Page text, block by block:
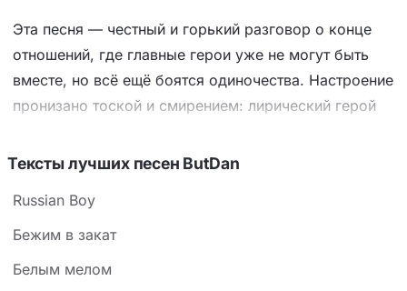
Эта песня — честный и горький разговор о конце
отношений, где главные герои уже не могут быть
вместе, но всё ещё боятся одиночества. Настроение
пронизано тоской и смирением: лирический герой
первым, чтобы не видеть страданий другого.
«сумерки», которые символизируют не только
время суток, но и эмоциональный закат, а
Тексты лучших песен ButDan
Russian Boy
Бежим в закат
Белым мелом